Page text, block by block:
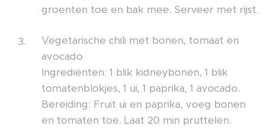
groenten toe en bak mee. Serveer met rijst.
Vegetarische chili met bonen, tomaat en
avocado
Ingrediënten: 1 blik kidneybonen, 1 blik
tomatenblokjes, 1 ui, 1 paprika, 1 avocado.
Bereiding: Fruit ui en paprika, voeg bonen
en tomaten toe. Laat 20 min pruttelen.